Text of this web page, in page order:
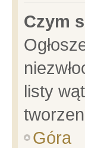
Czym
listy
Góra